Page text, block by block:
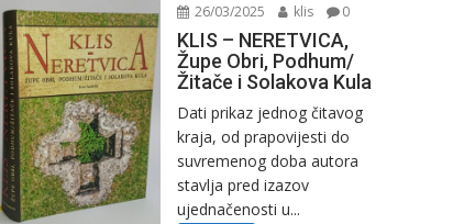
26/03/2025 klis 0
KLIS – NERETVICA,
Župe Obri, Podhum/
Žitače i Solakova Kula
Dati prikaz jednog čitavog
kraja, od prapovijesti do
suvremenog doba autora
stavlja pred izazov
ujednačenosti u...